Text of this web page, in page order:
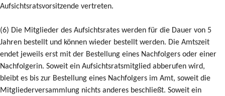
Aufsichtsratsvorsitzende vertreten.
(6) Die Mitglieder des Aufsichtsrates werden für die Dauer von 5
Jahren bestellt und können wieder bestellt werden. Die Amtszeit
endet jeweils erst mit der Bestellung eines Nachfolgers oder einer
Nachfolgerin. Soweit ein Aufsichtsratsmitglied abberufen wird,
bleibt es bis zur Bestellung eines Nachfolgers im Amt, soweit die
Mitgliederversammlung nichts anderes beschließt. Soweit ein